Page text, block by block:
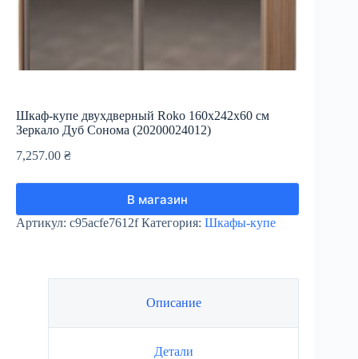
Шкаф-купе двухдверный Roko 160х242х60 см
Зеркало Дуб Сонома (20200024012)
7,257.00 ₴
В магазин
Артикул: c95acfe7612f Категория: Шкафы-купе
Описание
Детали